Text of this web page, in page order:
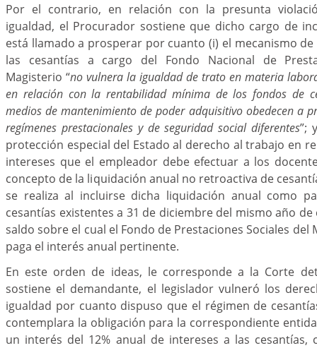
Por el contrario, en relación con la presunta
igualdad, el Procurador sostiene que dicho cargo de
está llamado a prosperar por cuanto (i) el mecanismo
las cesantías a cargo del Fondo Nacional de
Magisterio “no vulnera la igualdad de trato en materia
en relación con la rentabilidad mínima de los fondos de
medios de mantenimiento de poder adquisitivo obedecen a
regímenes prestacionales y de seguridad social diferentes”;
protección especial del Estado al derecho al trabajo en
intereses que el empleador debe efectuar a los
concepto de la liquidación anual no retroactiva de
se realiza al incluirse dicha liquidación anual como
cesantías existentes a 31 de diciembre del mismo año
saldo sobre el cual el Fondo de Prestaciones Sociales del
paga el interés anual pertinente.
En este orden de ideas, le corresponde a la Corte
sostiene el demandante, el legislador vulneró los
igualdad por cuanto dispuso que el régimen de
contemplara la obligación para la correspondiente
un interés del 12% anual de intereses a las cesantías,